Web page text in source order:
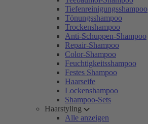
Tiefenreinigungsshampoo
Tönungsshampoo
Trockenshampoo
Anti-Schuppen-Shampoo
Repair-Shampoo
Color-Shampoo
Feuchtigkeitsshampoo
Festes Shampoo
Haarseife
Lockenshampoo
Shampoo-Sets
Haarstyling
Alle anzeigen